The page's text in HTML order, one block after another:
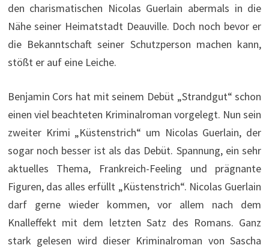
den charismatischen Nicolas Guerlain abermals in die
Nähe seiner Heimatstadt Deauville. Doch noch bevor er
die Bekanntschaft seiner Schutzperson machen kann,
stößt er auf eine Leiche.
Benjamin Cors hat mit seinem Debüt „Strandgut“ schon
einen viel beachteten Kriminalroman vorgelegt. Nun sein
zweiter Krimi „Küstenstrich“ um Nicolas Guerlain, der
sogar noch besser ist als das Debüt. Spannung, ein sehr
aktuelles Thema, Frankreich-Feeling und prägnante
Figuren, das alles erfüllt „Küstenstrich“. Nicolas Guerlain
darf gerne wieder kommen, vor allem nach dem
Knalleffekt mit dem letzten Satz des Romans. Ganz
stark gelesen wird dieser Kriminalroman von Sascha